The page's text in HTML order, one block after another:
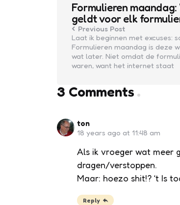
Formulieren maandag:
geldt voor elk
Previous Post
Laat ik beginnen met excuses:
Formulieren maandag is deze
wat later. Niet omdat de
waren, want het internet staat
3 Comments
ton
18 years ago at 11:48 am
Als ik vroeger wat meer
dragen/verstoppen.
Maar: hoezo shit!? ‘t Is
Reply